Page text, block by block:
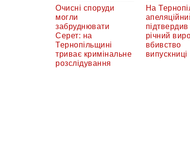
Очисні споруди
могли
забруднювати
Серет: на
Тернопільщині
триває кримінальне
розслідування
На
річний
вбивство
випускниці